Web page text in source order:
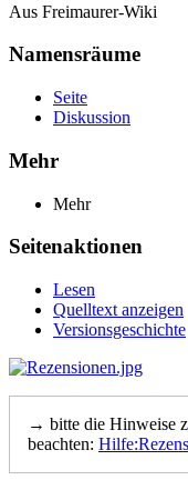
Aus Freimaurer-Wiki
Namensräume
Seite
Diskussion
Mehr
Mehr
Seitenaktionen
Lesen
Quelltext anzeigen
Versionsgeschichte
→ bitte die Hinweise
beachten: